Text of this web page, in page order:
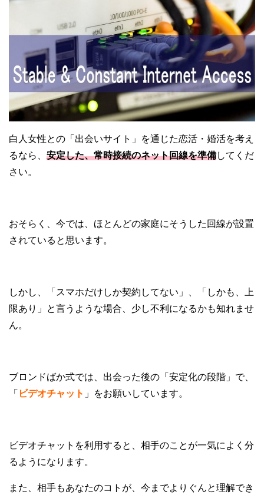
白人女性との「出会いサイト」を通じた恋活・婚活を考え
るなら、 安定した、常時接続のネット回線を準備してくだ
さい。
おそらく、今では、ほとんどの家庭にそうした回線が設置
されていると思います。
しかし、「スマホだけしか契約してない」、「しかも、上
限あり」と言うような場合、少し不利になるかも知れませ
ん。
ブロンドばか式では、出会った後の「安定化の段階」で、
「 ビデオチャット 」をお願いしています。
ビデオチャットを利用すると、相手のことが一気によく分
るようになります。
また、相手もあなたのコトが、今までよりぐんと理解でき